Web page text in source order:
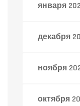
января
декабря
ноября
октября